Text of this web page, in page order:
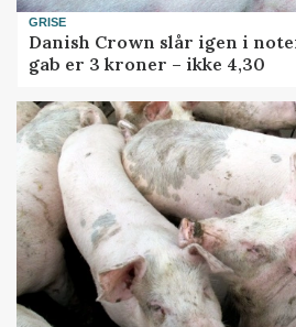
GRISE
Danish Crown slår igen i
gab er 3 kroner – ikke 4,30